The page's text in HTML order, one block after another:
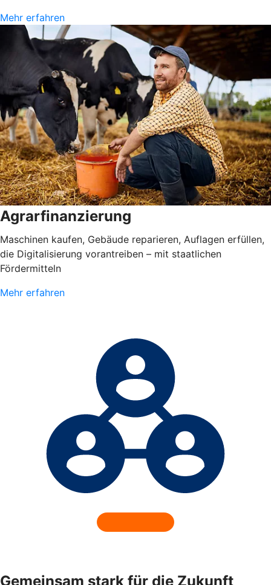
Mehr erfahren
Agrarfinanzierung
Maschinen kaufen, Gebäude reparieren, Auflagen erfüllen,
die Digitalisierung vorantreiben – mit staatlichen
Fördermitteln
Mehr erfahren
Gemeinsam stark für die Zukunft